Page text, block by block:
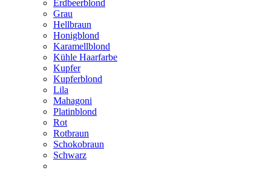
Erdbeerblond
Grau
Hellbraun
Honigblond
Karamellblond
Kühle Haarfarbe
Kupfer
Kupferblond
Lila
Mahagoni
Platinblond
Rot
Rotbraun
Schokobraun
Schwarz